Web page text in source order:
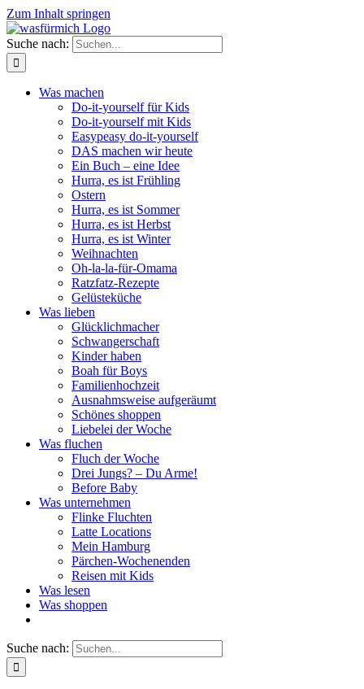
Zum Inhalt springen
Suche nach:
Was machen
Do-it-yourself für Kids
Do-it-yourself mit Kids
Easypeasy do-it-yourself
DAS machen wir heute
Ein Buch – eine Idee
Hurra, es ist Frühling
Ostern
Hurra, es ist Sommer
Hurra, es ist Herbst
Hurra, es ist Winter
Weihnachten
Oh-la-la-für-Omama
Ratzfatz-Rezepte
Gelüsteküche
Was lieben
Glücklichmacher
Schwangerschaft
Kinder haben
Boah für Boys
Familienhochzeit
Ausnahmsweise aufgeräumt
Schönes shoppen
Liebelei der Woche
Was fluchen
Fluch der Woche
Drei Jungs? – Du Arme!
Before Baby
Was unternehmen
Flinke Fluchten
Latte Locations
Mein Hamburg
Pärchen-Wochenenden
Reisen mit Kids
Was lesen
Was shoppen
Suche nach: